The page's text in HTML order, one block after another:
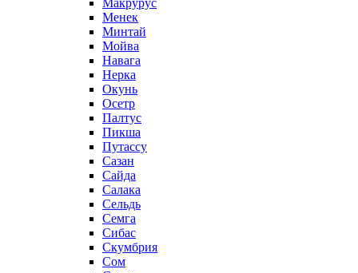
Макрурус
Менек
Минтай
Мойва
Навага
Нерка
Окунь
Осетр
Палтус
Пикша
Путассу
Сазан
Сайда
Салака
Сельдь
Семга
Сибас
Скумбрия
Сом